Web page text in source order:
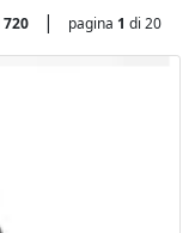
720 | pagina 1 di 20